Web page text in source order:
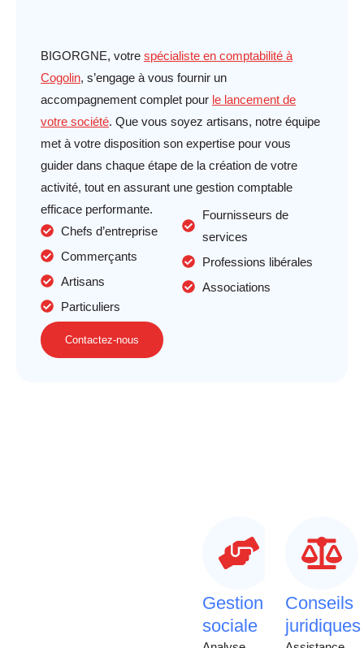
BIGORGNE, votre spécialiste en comptabilité à
Cogolin, s’engage à vous fournir un
accompagnement complet pour le lancement de
votre société. Que vous soyez artisans, notre équipe
met à votre disposition son expertise pour vous
guider dans chaque étape de la création de votre
activité, tout en assurant une gestion comptable
efficace performante.
Chefs d’entreprise
Commerçants
Artisans
Particuliers
Fournisseurs de
services
Professions libérales
Associations
Contactez-nous
Gestion
sociale
Conseils
juridiques